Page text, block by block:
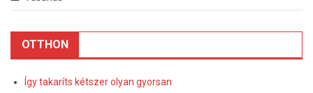
OTTHON
Így takaríts kétszer olyan gyorsan